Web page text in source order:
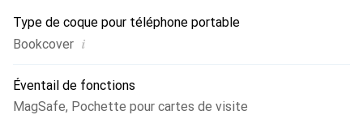
Type de coque pour téléphone portable
Bookcover i
Éventail de fonctions
MagSafe, Pochette pour cartes de visite